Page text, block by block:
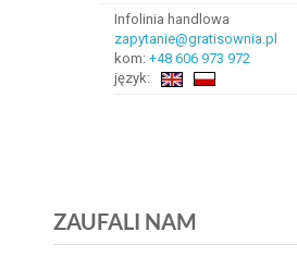
Infolinia handlowa
zapytanie@gratisownia.pl
kom: +48 606 973 972
język:
ZAUFALI NAM